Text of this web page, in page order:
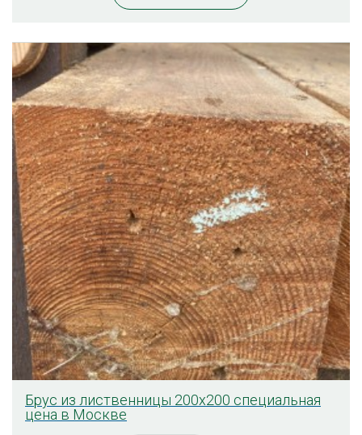
Брус из лиственницы 200х200 специальная
цена в Москве